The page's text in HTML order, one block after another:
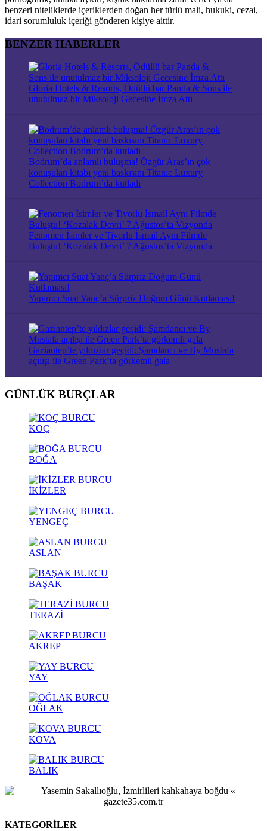
benzeri niteliklerde içeriklerden doğan her türlü mali, hukuki, cezai,
idari sorumluluk içeriği gönderen kişiye aittir.
BENZER HABERLER
Gloria Hotels & Resorts, Ödüllü bar Panda & Sons ile
unutulmaz bir Miksoloji Gecesine İmza Attı
Bodrum’da anlamlı buluşma! Özgür Aras’ın çok
konuşulan kitabı yeni baskısını Titanic Luxury
Collection Bodrum’da kutladı
Fenomen İsimler ve Tivorlu İsmail Aynı Filmde
Buluştu! ‘Kozalak Devri’ 7 Ağustos’ta Vizyonda
Yapımcı Suat Yanç’a Sürpriz Doğum Günü Kutlaması!
Gaziantep’te yıldızlar geçidi: Şamdancı ve By Mustafa
açılışı ile Green Park’ta görkemli gala
GÜNLÜK BURÇLAR
KOÇ
BOĞA
İKİZLER
YENGEÇ
ASLAN
BAŞAK
TERAZİ
AKREP
YAY
OĞLAK
KOVA
BALIK
KATEGORİLER